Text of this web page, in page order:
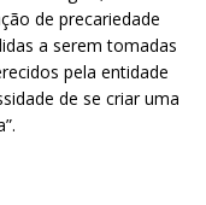
de precariedade
a serem tomadas
pela entidade
de se criar uma